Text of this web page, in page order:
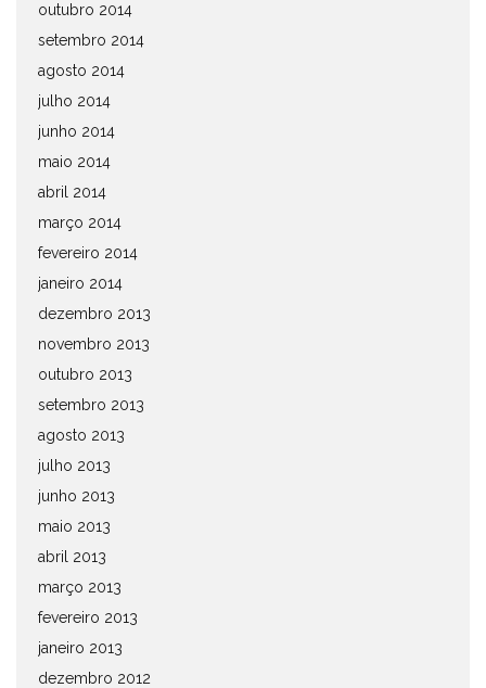
outubro 2014
setembro 2014
agosto 2014
julho 2014
junho 2014
maio 2014
abril 2014
março 2014
fevereiro 2014
janeiro 2014
dezembro 2013
novembro 2013
outubro 2013
setembro 2013
agosto 2013
julho 2013
junho 2013
maio 2013
abril 2013
março 2013
fevereiro 2013
janeiro 2013
dezembro 2012